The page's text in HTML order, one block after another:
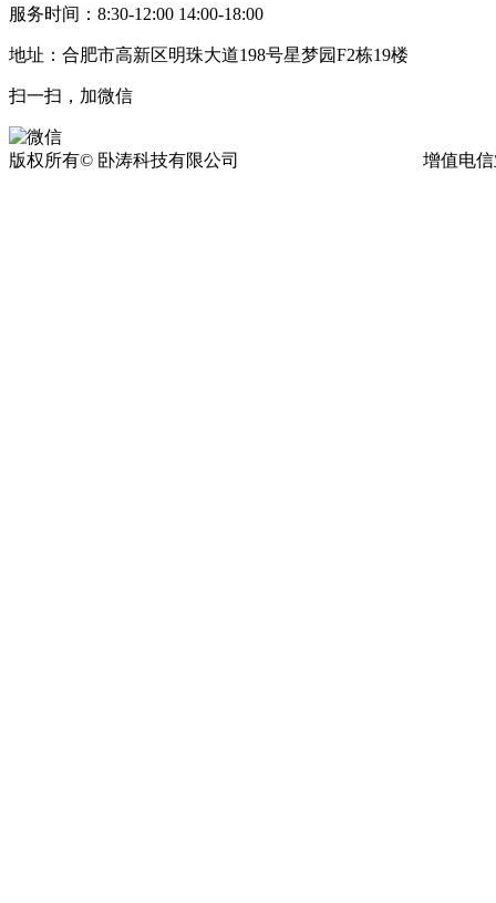
服务时间：8:30-12:00 14:00-18:00
地址：合肥市高新区明珠大道198号星梦园F2栋19楼
扫一扫，加微信
版权所有© 卧涛科技有限公司 增值电